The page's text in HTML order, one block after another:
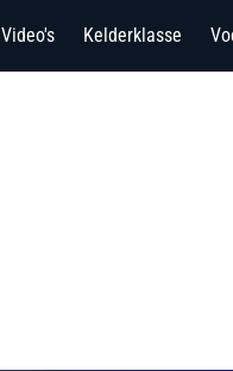
Video's Kelderklasse